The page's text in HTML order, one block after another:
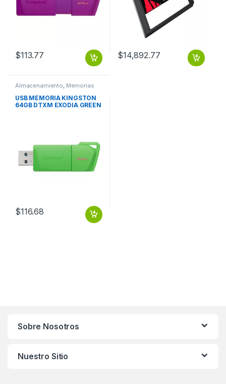
$113.77 $14,892.77
Almacenamiento Memorias
USB MEMORIA KINGSTON
64GB DTXM EXODIA GREEN
$116.68
Sobre Nosotros
Nuestro Sitio